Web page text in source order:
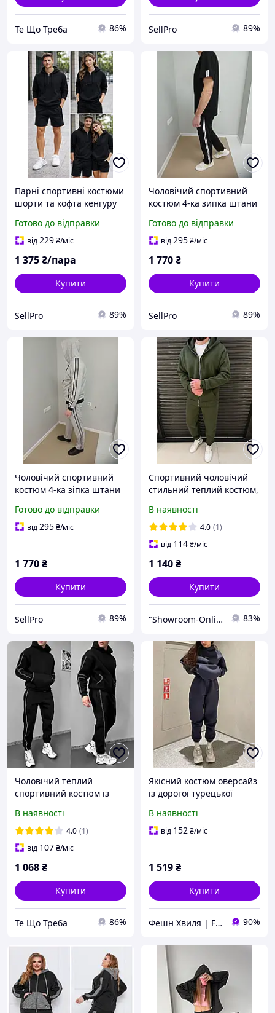
Те Що Треба 86% SellPro 89%
Парні спортивні костюми
шорти та кофта кенгуру
Чорний
Готово до відправки
від229₴/міс
1 375₴/пара
Купити
SellPro 89%
Чоловічий спортивний
костюм 4-ка зипка штани
з лампасами
Готово до відправки
від295₴/міс
1 770₴
Купити
SellPro 89%
Чоловічий спортивний
костюм 4-ка зіпка штани
з лампасами Серій, 46/48
Готово до відправки
від295₴/міс
1 770₴
Купити
SellPro 89%
Спортивний чоловічий
стильний теплий костюм,
48-50 52-54
В наявності
4.0 (1)
від 114₴/міс
1 140₴
Купити
"Showroom-Online": Тисячі образів — один клік! 83%
Чоловічий теплий
спортивний костюм із
комфорту і стилю в
повсякденному одязі.
В наявності
4.0 (1)
від 107₴/міс
1 068₴
Купити
Те Що Треба 86%
Якісний костюм оверсайз
із дорогої турецької
флісі Дуже тепла та м яка
тканина преміум якості
В наявності
від 152₴/міс
1 519₴
Купити
Фешн Хвиля | Fashion Wave 90%